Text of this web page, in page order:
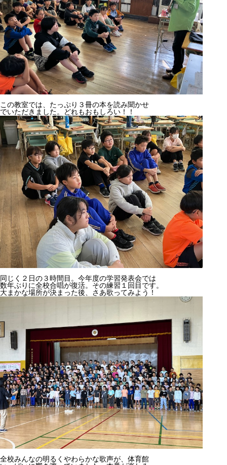
この教室では、たっぷり３冊の本を読み聞かせ
でいただきました。どれもおもしろい！！
同じく２日の３時間目。今年度の学習発表会では
数年ぶりに全校合唱が復活。その練習１回目です。
大まかな場所が決まった後、さあ歌ってみよう！
全校みんなの明るくやわらかな歌声が、体育館